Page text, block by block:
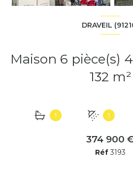
DRAVEIL
Maison 6 pièce(s) 4 chambre(s)
132 m²
1 1
374 900
Réf3193